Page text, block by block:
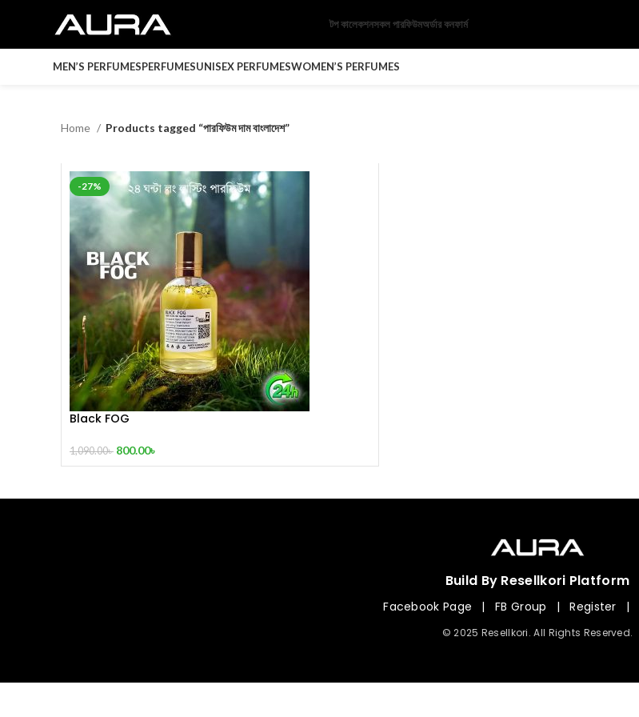
টপ কালেকশনসকল পারফিউমঅর্ডার কনফার্ম
MEN’S PERFUMESPERFUMESUNISEX PERFUMESWOMEN’S PERFUMES
Home Products tagged “পারফিউম দাম বাংলাদেশ”
-27%
Black FOG
1,090.00৳ 800.00৳
Build By Resellkori Platform
Facebook Page | FB Group | Register |
© 2025 Resellkori. All Rights Reserved.